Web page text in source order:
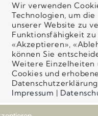
Dr. med. Daniel Goessi
Schickstrasse 11
8400 Winterthur
Telefon 052 301 05
Email dgoessi@hin.ch
Wir verwenden
Technologien, um
unserer Website zu
Funktionsfähig­keit
«Akzeptieren»,
können Sie
Weitere Einzelheiten
Cookies und
Impressum |